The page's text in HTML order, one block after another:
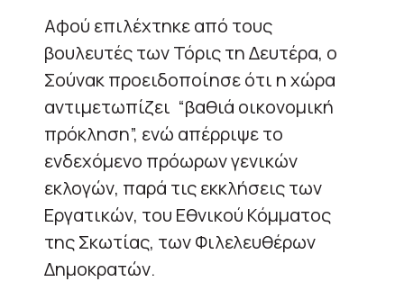
Αφού επιλέχτηκε από τους
βουλευτές των Τόρις τη Δευτέρα, ο
Σούνακ προειδοποίησε ότι η χώρα
αντιμετωπίζει “βαθιά οικονομική
πρόκληση”, ενώ απέρριψε το
ενδεχόμενο πρόωρων γενικών
εκλογών, παρά τις εκκλήσεις των
Εργατικών, του Εθνικού Κόμματος
της Σκωτίας, των Φιλελευθέρων
Δημοκρατών.